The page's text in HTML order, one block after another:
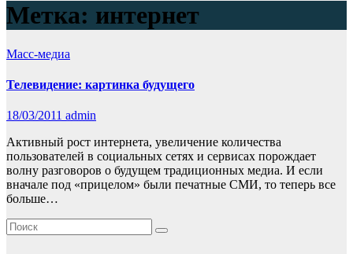
Метка: интернет
Масс-медиа
Телевидение: картинка будущего
18/03/2011 admin
Активный рост интернета, увеличение количества
пользователей в социальных сетях и сервисах порождает
волну разговоров о будущем традиционных медиа. И если
вначале под «прицелом» были печатные СМИ, то теперь все
больше…